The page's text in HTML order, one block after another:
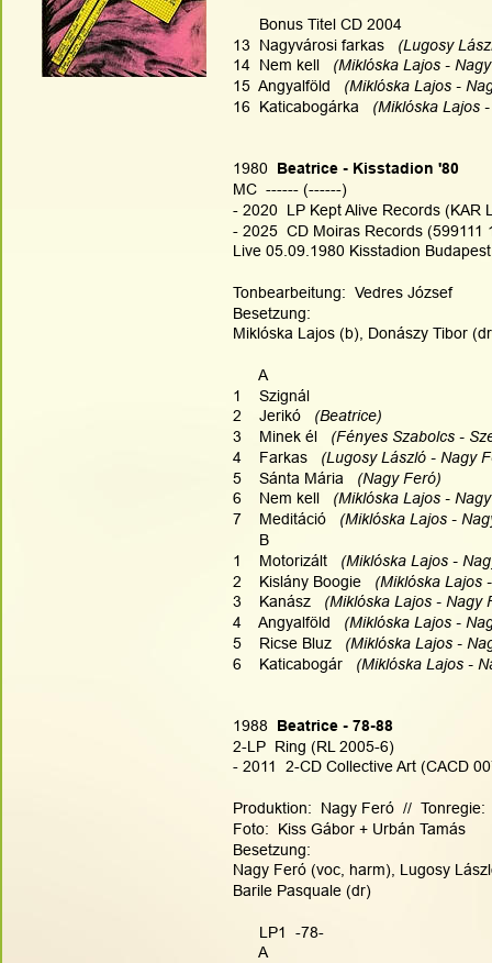
   Bonus Titel CD 2004
13  Nagyvárosi farkas
(Lugosy
14  Nem kell (Miklóska Lajos -
15  Angyalföld
(Miklóska Lajos -
16  Katicabogárka
(Miklóska Lajos
1980
  Beatrice - Kisstadion '80
MC  ------ (------)
- 2020  LP Kept Alive Records (KAR
- 2025  CD Moiras Records (599111
Live 05.09.1980 Kisstadion Budapest
Tonbearbeitung:  Vedres József
Besetzung:
Miklóska Lajos (b), Donászy Tibor
      A
1    Szignál
2    Jerikó
   (Beatrice)
3    Minek él
(Fényes Szabolcs -
4    Farkas
(Lugosy László - Nagy
5    Sánta Mária
(Nagy Feró)
6    Nem kell
(Miklóska Lajos -
7    Meditáció
(Miklóska Lajos -
      B
1    Motorizált
(Miklóska Lajos -
2    Kislány Boogie
(Miklóska Lajos
3    Kanász
(Miklóska Lajos - Nagy
4    Angyalföld
(Miklóska Lajos -
5    Ricse Bluz
(Miklóska Lajos -
6    Katicabogár
(Miklóska Lajos -
1988
  Beatrice - 78-88
2-LP  Ring (RL 2005-6)
- 2011  2-CD Collective Art (CACD
Produktion:  Nagy Feró  //
Foto:  Kiss Gábor + Urbán Tamás
Besetzung:
Nagy Feró (voc, harm), Lugosy
Barile Pasquale (dr)
      LP1  -78-
      A